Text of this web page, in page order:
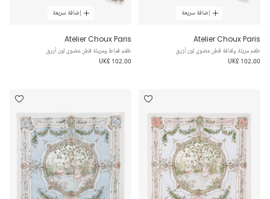
إضافة سريعة
Atelier Choux Paris
طقم مريلة ولفافة قطن عضوي لون أزرق
UK£ 102.00
إضافة سريعة
Atelier Choux Paris
طقم قماط ومريلة قطن عضوي لون أزرق
UK£ 102.00